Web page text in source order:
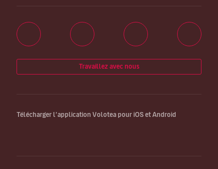
Travaillez avec nous
Télécharger l’application Volotea pour iOS et Android